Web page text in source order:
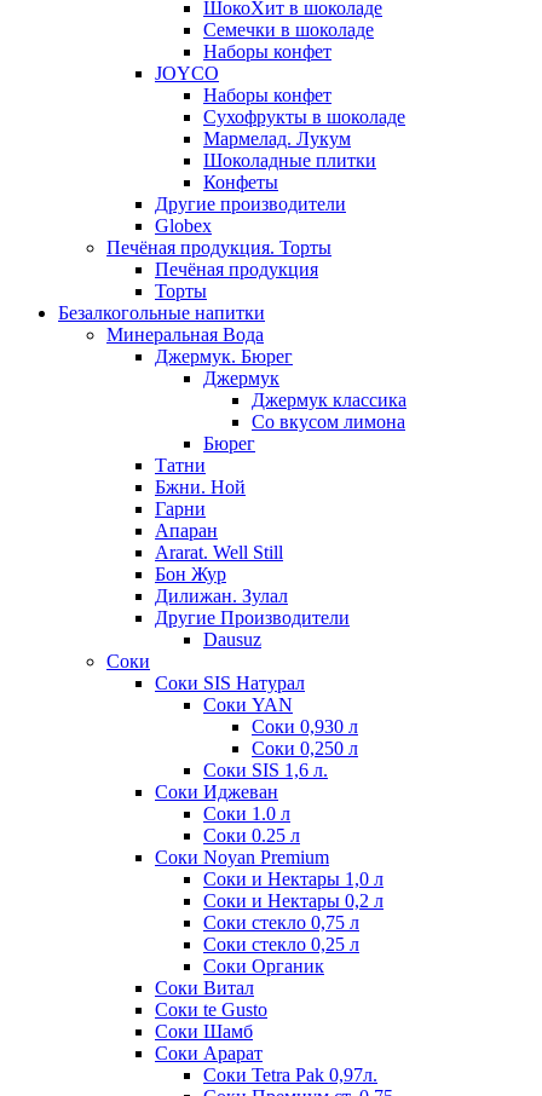
ШокоХит в шоколаде
Семечки в шоколаде
Наборы конфет
JOYCO
Наборы конфет
Сухофрукты в шоколаде
Мармелад. Лукум
Шоколадные плитки
Конфеты
Другие производители
Globex
Печёная продукция. Торты
Печёная продукция
Торты
Безалкогольные напитки
Минеральная Вода
Джермук. Бюрег
Джермук
Джермук классика
Со вкусом лимона
Бюрег
Татни
Бжни. Ной
Гарни
Апаран
Ararat. Well Still
Бон Жур
Дилижан. Зулал
Другие Производители
Dausuz
Соки
Соки SIS Натурал
Соки YAN
Соки 0,930 л
Соки 0,250 л
Соки SIS 1,6 л.
Соки Иджеван
Соки 1.0 л
Соки 0.25 л
Соки Noyan Premium
Соки и Нектары 1,0 л
Соки и Нектары 0,2 л
Соки стекло 0,75 л
Соки стекло 0,25 л
Соки Органик
Соки Витал
Соки te Gusto
Соки Шамб
Соки Арарат
Соки Tetra Pak 0,97л.